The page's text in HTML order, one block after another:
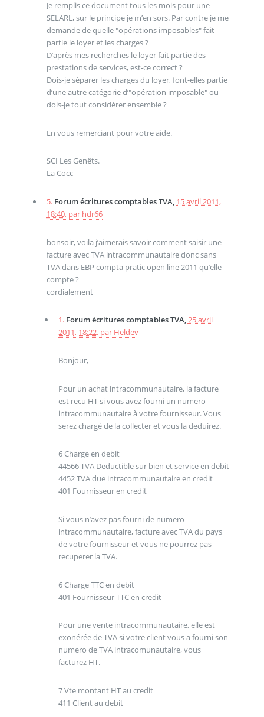
Je remplis ce document tous les mois pour une
SELARL, sur le principe je m’en sors. Par contre je me
demande de quelle "opérations imposables" fait
partie le loyer et les charges ?
D’après mes recherches le loyer fait partie des
prestations de services, est-ce correct ?
Dois-je séparer les charges du loyer, font-elles partie
d’une autre catégorie d’"opération imposable" ou
dois-je tout considérer ensemble ?
En vous remerciant pour votre aide.
SCI Les Genêts.
La Cocc
5. Forum écritures comptables TVA, 15 avril 2011,
18:40, par hdr66
bonsoir, voila j’aimerais savoir comment saisir une
facture avec TVA intracommunautaire donc sans
TVA dans EBP compta pratic open line 2011 qu’elle
compte ?
cordialement
1. Forum écritures comptables TVA,25 avril
2011, 18:22, par Heldev
Bonjour,
Pour un achat intracommunautaire, la facture
est recu HT si vous avez fourni un numero
intracommunautaire à votre fournisseur. Vous
serez chargé de la collecter et vous la deduirez.
6 Charge en debit
44566 TVA Deductible sur bien et service en debit
4452 TVA due intracommunautaire en credit
401 Fournisseur en credit
Si vous n’avez pas fourni de numero
intracommunautaire, facture avec TVA du pays
de votre fournisseur et vous ne pourrez pas
recuperer la TVA.
6 Charge TTC en debit
401 Fournisseur TTC en credit
Pour une vente intracommunautaire, elle est
exonérée de TVA si votre client vous a fourni son
numero de TVA intracomunautaire, vous
facturez HT.
7 Vte montant HT au credit
411 Client au debit